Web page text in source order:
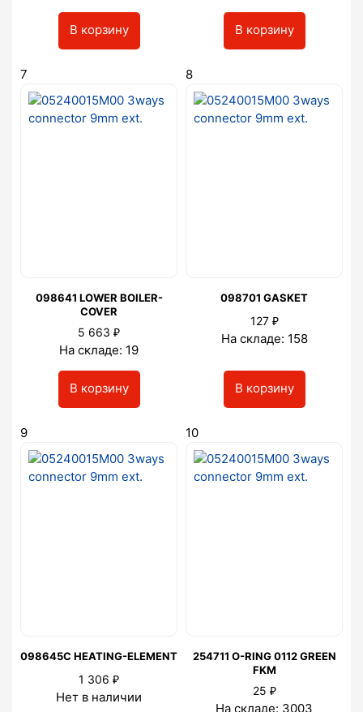
В корзину В корзину
7
098641 LOWER BOILER-
COVER
5 663 ₽
На складе: 19
В корзину
8
098701 GASKET
127 ₽
На складе: 158
В корзину
9
098645C HEATING-ELEMENT
1 306 ₽
Нет в наличии
10
254711 O-RING 0112 GREEN
FKM
25 ₽
На складе: 3003